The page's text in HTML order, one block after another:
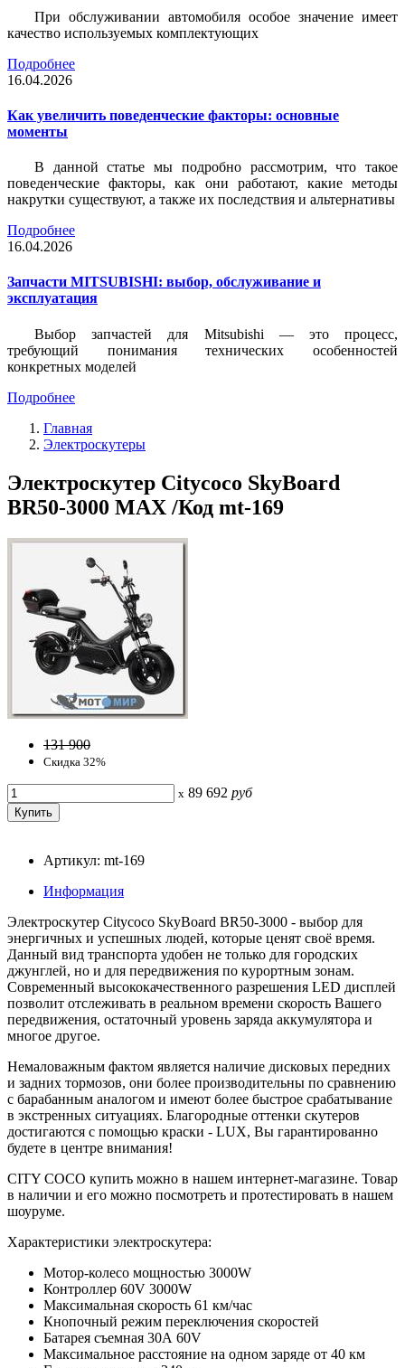
При обслуживании автомобиля особое значение имеет
качество используемых комплектующих
Подробнее
16.04.2026
Как увеличить поведенческие факторы: основные
моменты
В данной статье мы подробно рассмотрим, что такое
поведенческие факторы, как они работают, какие методы
накрутки существуют, а также их последствия и альтернативы
Подробнее
16.04.2026
Запчасти MITSUBISHI: выбор, обслуживание и
эксплуатация
Выбор запчастей для Mitsubishi — это процесс,
требующий понимания технических особенностей
конкретных моделей
Подробнее
Главная
Электроскутеры
Электроскутер Citycoco SkyBoard
BR50-3000 MAX /Код mt-169
131 900
Скидка 32%
x 89 692 руб
Артикул: mt-169
Информация
Электроскутер Citycoco SkyBoard BR50-3000 - выбор для
энергичных и успешных людей, которые ценят своё время.
Данный вид транспорта удобен не только для городских
джунглей, но и для передвижения по курортным зонам.
Современный высококачественного разрешения LED дисплей
позволит отслеживать в реальном времени скорость Вашего
передвижения, остаточный уровень заряда аккумулятора и
многое другое.
Немаловажным фактом является наличие дисковых передних
и задних тормозов, они более производительны по сравнению
с барабанным аналогом и имеют более быстрое срабатывание
в экстренных ситуациях. Благородные оттенки скутеров
достигаются с помощью краски - LUX, Вы гарантированно
будете в центре внимания!
CITY COCO купить можно в нашем интернет-магазине. Товар
в наличии и его можно посмотреть и протестировать в нашем
шоуруме.
Характеристики электроскутера:
Мотор-колесо мощностью 3000W
Контроллер 60V 3000W
Максимальная скорость 61 км/час
Кнопочный режим переключения скоростей
Батарея съемная 30А 60V
Максимальное расстояние на одном заряде от 40 км